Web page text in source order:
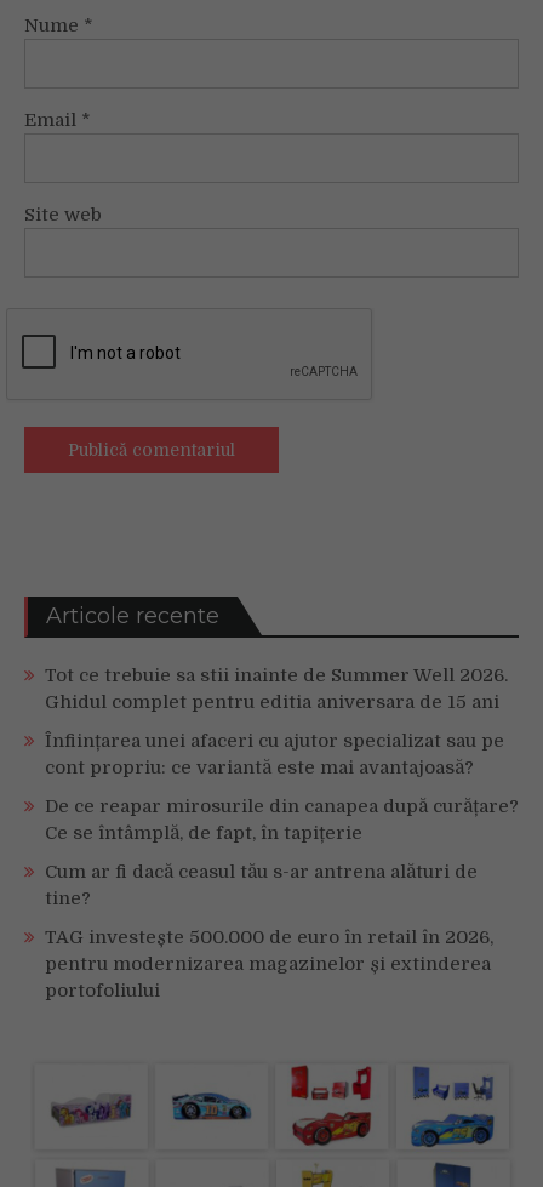
Nume *
Email *
Site web
Articole recente
Tot ce trebuie sa stii inainte de Summer Well 2026.
Ghidul complet pentru editia aniversara de 15 ani
Înființarea unei afaceri cu ajutor specializat sau pe
cont propriu: ce variantă este mai avantajoasă?
De ce reapar mirosurile din canapea după curățare?
Ce se întâmplă, de fapt, în tapițerie
Cum ar fi dacă ceasul tău s-ar antrena alături de
tine?
TAG investește 500.000 de euro în retail în 2026,
pentru modernizarea magazinelor și extinderea
portofoliului